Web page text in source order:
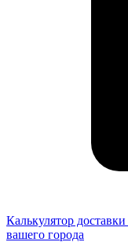
Калькулятор доставки
вашего города